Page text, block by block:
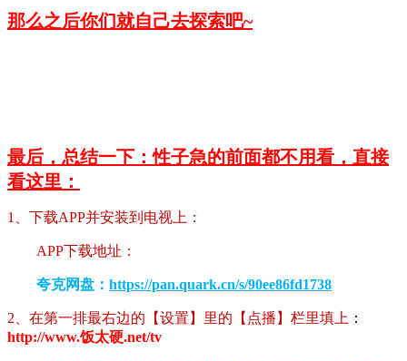
那么之后你们就自己去探索吧~
最后，总结一下：性子急的前面都不用看，直接
看这里：
1、下载APP并安装到电视上：
APP下载地址：
夸克网盘： https://pan.quark.cn/s/90ee86fd1738
2、在第一排最右边的【设置】里的【点播】栏里填上 ：
http://www.饭太硬.net/tv